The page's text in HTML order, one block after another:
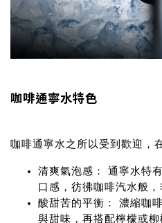
咖啡通寧水特色
咖啡通寧水之所以受到歡迎，
清爽氣泡感：
通寧水特
口感，彷彿咖啡汽水般，
酸甜苦的平衡：
濃縮咖
與甜味，再搭配檸檬或